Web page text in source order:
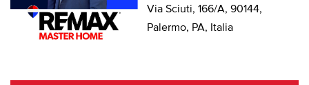
Via Sciuti, 166/A, 90144,
Palermo, PA, Italia